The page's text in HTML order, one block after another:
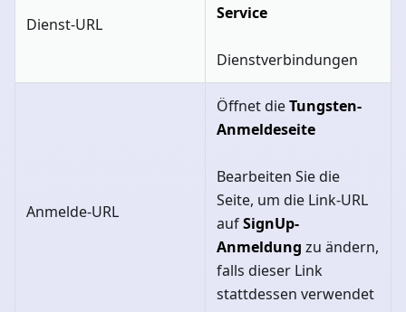
Dienst-URL
Service
Dienstverbindungen
Anmelde-URL
Öffnet dieTungsten-
Anmeldeseite
Bearbeiten Sie die
Seite, um die Link-URL
aufSignUp-
Anmeldung zu ändern,
falls dieser Link
stattdessen verwendet